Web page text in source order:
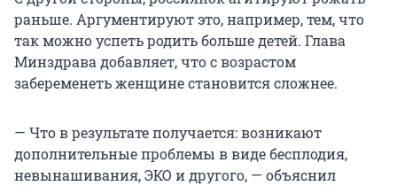
раньше. Аргументируют это, например, тем, что
так можно успеть родить больше детей. Глава
Минздрава добавляет, что с возрастом
забеременеть женщине становится сложнее.
— Что в результате получается: возникают
дополнительные проблемы в виде бесплодия,
невынашивания, ЭКО и другого, — объяснил